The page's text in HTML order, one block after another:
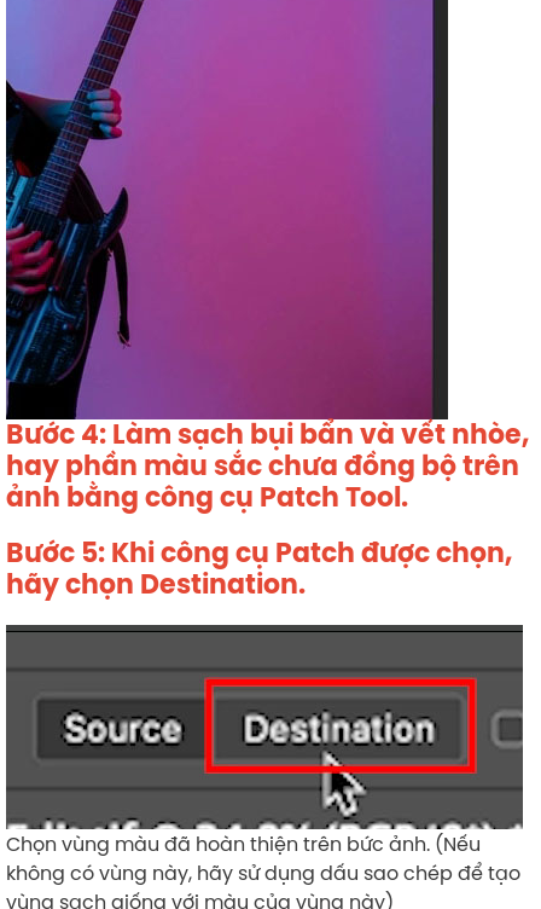
Bước 4: Làm sạch bụi bẩn và vết nhòe,
hay phần màu sắc chưa đồng bộ trên
ảnh bằng công cụ Patch Tool.
Bước 5: Khi công cụ Patch được chọn,
hãy chọn Destination.
Chọn vùng màu đã hoàn thiện trên bức ảnh. (Nếu
không có vùng này, hãy sử dụng dấu sao chép để tạo
vùng sạch giống với màu của vùng này)